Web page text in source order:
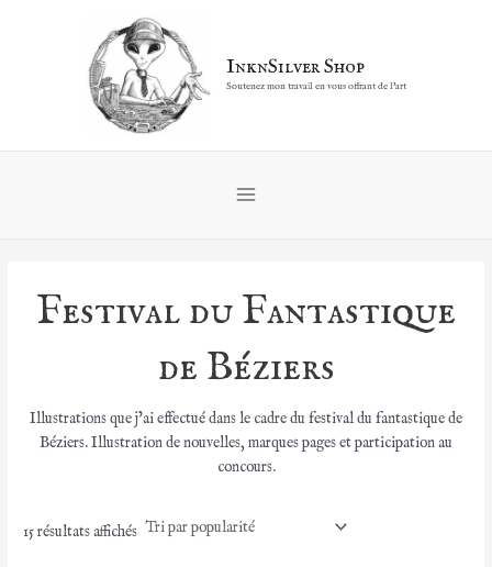
InknSilver Shop
Soutenez mon travail en vous offrant de l'art
Festival du Fantastique
de Béziers
Illustrations que j’ai effectué dans le cadre du festival du fantastique de
Béziers. Illustration de nouvelles, marques pages et participation au
concours.
15 résultats affichésTrié